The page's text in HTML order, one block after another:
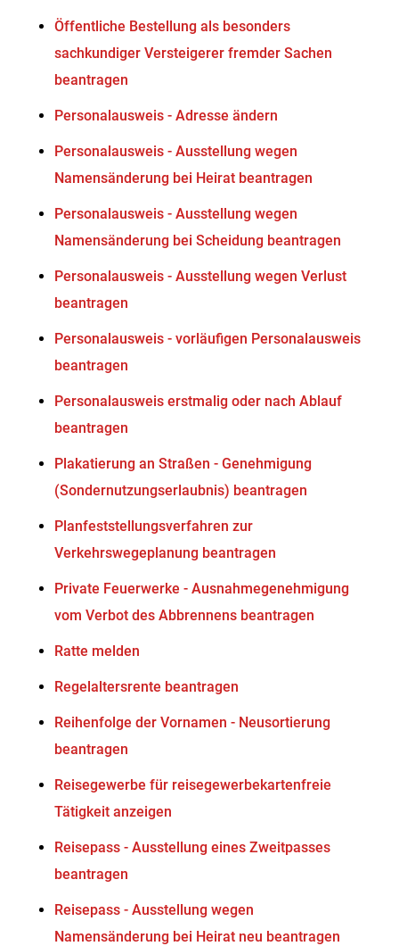
Öffentliche Bestellung als besonders
sachkundiger Versteigerer fremder Sachen
beantragen
Personalausweis - Adresse ändern
Personalausweis - Ausstellung wegen
Namensänderung bei Heirat beantragen
Personalausweis - Ausstellung wegen
Namensänderung bei Scheidung beantragen
Personalausweis - Ausstellung wegen Verlust
beantragen
Personalausweis - vorläufigen Personalausweis
beantragen
Personalausweis erstmalig oder nach Ablauf
beantragen
Plakatierung an Straßen - Genehmigung
(Sondernutzungserlaubnis) beantragen
Planfeststellungsverfahren zur
Verkehrswegeplanung beantragen
Private Feuerwerke - Ausnahmegenehmigung
vom Verbot des Abbrennens beantragen
Ratte melden
Regelaltersrente beantragen
Reihenfolge der Vornamen - Neusortierung
beantragen
Reisegewerbe für reisegewerbekartenfreie
Tätigkeit anzeigen
Reisepass - Ausstellung eines Zweitpasses
beantragen
Reisepass - Ausstellung wegen
Namensänderung bei Heirat neu beantragen